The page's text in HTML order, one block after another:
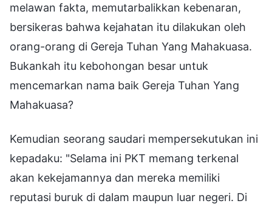
melawan fakta, memutarbalikkan kebenaran,
bersikeras bahwa kejahatan itu dilakukan oleh
orang-orang di Gereja Tuhan Yang Mahakuasa.
Bukankah itu kebohongan besar untuk
mencemarkan nama baik Gereja Tuhan Yang
Mahakuasa?
Kemudian seorang saudari mempersekutukan ini
kepadaku: "Selama ini PKT memang terkenal
akan kekejamannya dan mereka memiliki
reputasi buruk di dalam maupun luar negeri. Di